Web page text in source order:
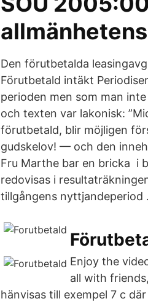
Den förutbetalda
Förutbetald intäkt
perioden men som man
och texten var lakonisk:
förutbetald, blir möjligen
gudskelov! — och den
Fru Marthe bar en bricka i
redovisas i
tillgångens nyttjandeperiod .
Enjoy the
all with
hänvisas till exempel 7 c